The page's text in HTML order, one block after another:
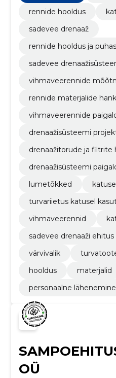
rennide hooldus
sadevee drenaaž
rennide hooldus ja
sadevee
vihmaveerennide
rennide materjalide
vihmaveerennide
drenaažisüsteemi
drenaažitorude ja filtrite
drenaažisüsteemi
lumetõkked
turvariietus katusel
vihmaveerennid
sadevee drenaaži ehitus
värvivalik
hooldus
materjalid
personaalne lähenemine
OÜ